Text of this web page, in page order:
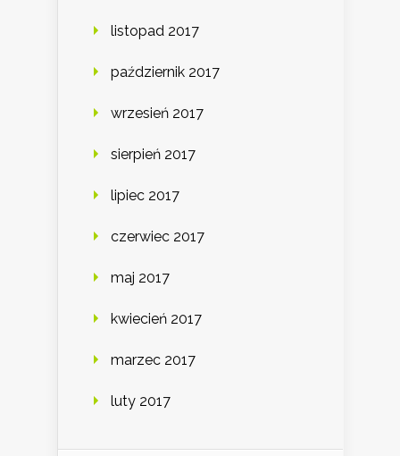
listopad 2017
październik 2017
wrzesień 2017
sierpień 2017
lipiec 2017
czerwiec 2017
maj 2017
kwiecień 2017
marzec 2017
luty 2017